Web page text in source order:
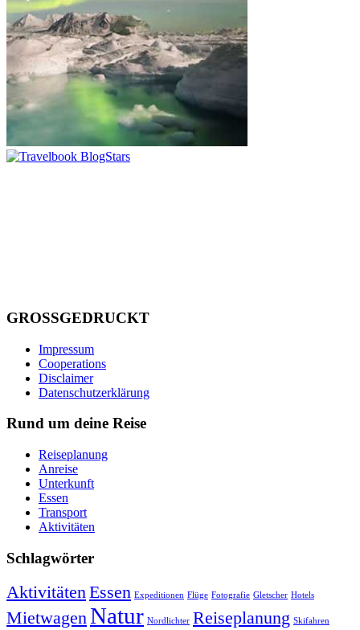
GROSSGEDRUCKT
Impressum
Cooperations
Disclaimer
Datenschutzerklärung
Rund um deine Reise
Reiseplanung
Anreise
Unterkunft
Essen
Transport
Aktivitäten
Schlagwörter
Aktivitäten Essen Expeditionen Flüge Fotografie Gletscher Hotels
Mietwagen Natur Nordlichter Reiseplanung Skifahren